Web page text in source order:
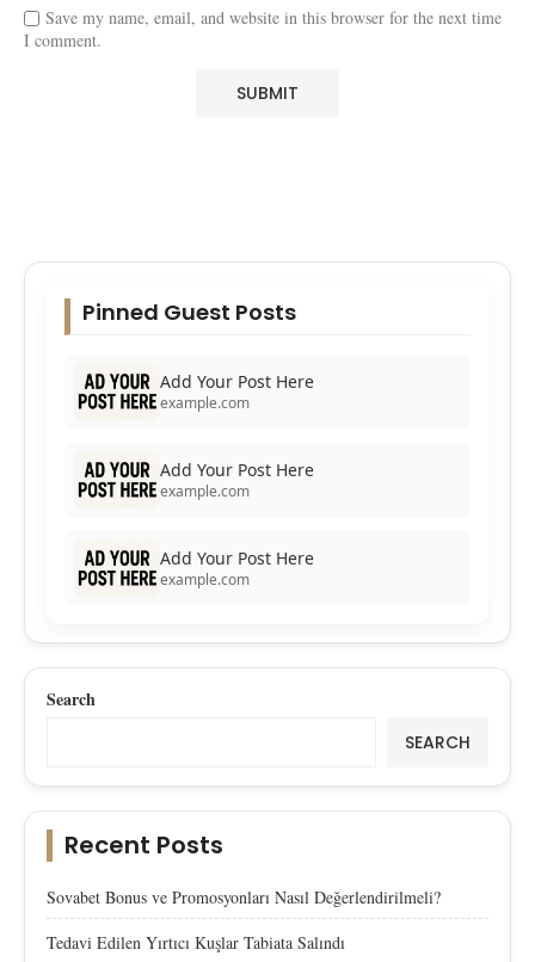
Save my name, email, and website in this browser for the next time
I comment.
Pinned Guest Posts
Add Your Post Here
example.com
Add Your Post Here
example.com
Add Your Post Here
example.com
Search
SEARCH
Recent Posts
Sovabet Bonus ve Promosyonları Nasıl Değerlendirilmeli?
Tedavi Edilen Yırtıcı Kuşlar Tabiata Salındı